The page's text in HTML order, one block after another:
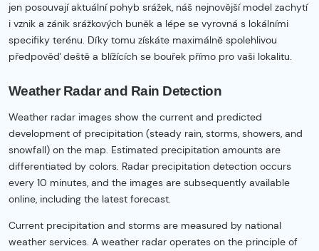
jen posouvají aktuální pohyb srážek, náš nejnovější model zachytí
i vznik a zánik srážkových buněk a lépe se vyrovná s lokálními
specifiky terénu. Díky tomu získáte maximálně spolehlivou
předpověď deště a blížících se bouřek přímo pro vaši lokalitu.
Weather Radar and Rain Detection
Weather radar images show the current and predicted
development of precipitation (steady rain, storms, showers, and
snowfall) on the map. Estimated precipitation amounts are
differentiated by colors. Radar precipitation detection occurs
every 10 minutes, and the images are subsequently available
online, including the latest forecast.
Current precipitation and storms are measured by national
weather services. A weather radar operates on the principle of